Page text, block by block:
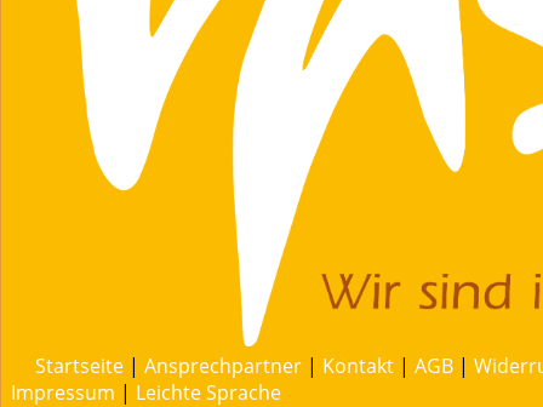
Startseite | Ansprechpartner | Kontakt | AGB |
Impressum | Leichte Sprache